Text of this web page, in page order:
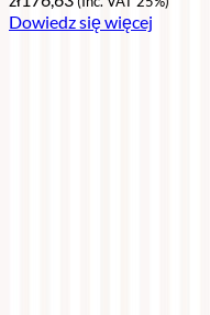
Dowiedz się więcej